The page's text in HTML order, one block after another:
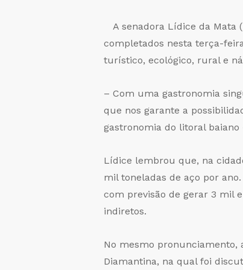
A senadora Lídice da Mata
completados nesta terça-
turístico, ecológico, rural e
– Com uma gastronomia
que nos garante a
gastronomia do litoral baiano
Lídice lembrou que, na
mil toneladas de aço por
com previsão de gerar 3 mil
indiretos.
No mesmo pronunciamento,
Diamantina, na qual foi